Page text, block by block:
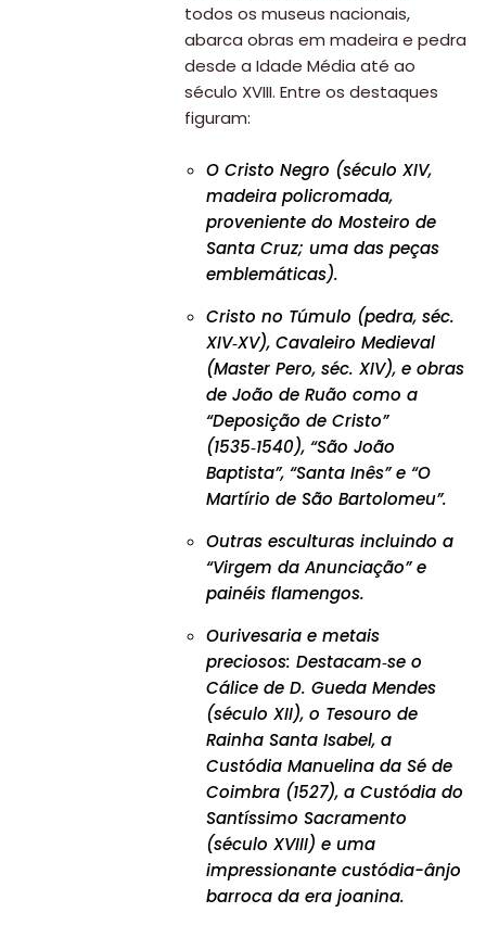
todos os museus nacionais,
abarca obras em madeira e pedra
desde a Idade Média até ao
século XVIII. Entre os destaques
figuram:
O Cristo Negro (século XIV,
madeira policromada,
proveniente do Mosteiro de
Santa Cruz; uma das peças
emblemáticas).
Cristo no Túmulo (pedra, séc.
XIV‑XV), Cavaleiro Medieval
(Master Pero, séc. XIV), e obras
de João de Ruão como a
“Deposição de Cristo”
(1535‑1540), “São João
Baptista”, “Santa Inês” e “O
Martírio de São Bartolomeu”.
Outras esculturas incluindo a
“Virgem da Anunciação” e
painéis flamengos.
Ourivesaria e metais
preciosos: Destacam‑se o
Cálice de D. Gueda Mendes
(século XII), o Tesouro de
Rainha Santa Isabel, a
Custódia Manuelina da Sé de
Coimbra (1527), a Custódia do
Santíssimo Sacramento
(século XVIII) e uma
impressionante custódia-ânjo
barroca da era joanina.